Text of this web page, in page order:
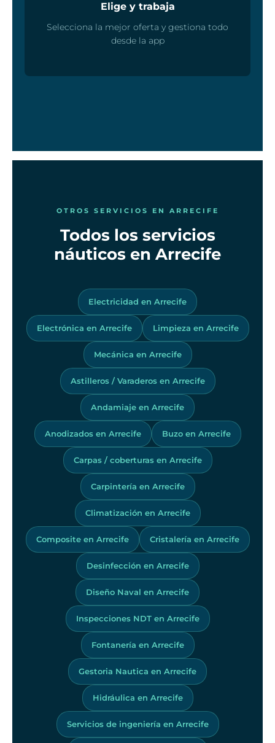
Elige y trabaja
Selecciona la mejor oferta y gestiona todo
desde la app
OTROS SERVICIOS EN ARRECIFE
Todos los servicios
náuticos en Arrecife
Electricidad en Arrecife
Electrónica en Arrecife Limpieza en Arrecife
Mecánica en Arrecife
Astilleros / Varaderos en Arrecife
Andamiaje en Arrecife
Anodizados en Arrecife Buzo en Arrecife
Carpas / coberturas en Arrecife
Carpintería en Arrecife
Climatización en Arrecife
Composite en Arrecife Cristalería en Arrecife
Desinfección en Arrecife
Diseño Naval en Arrecife
Inspecciones NDT en Arrecife
Fontanería en Arrecife
Gestoria Nautica en Arrecife
Hidráulica en Arrecife
Servicios de ingeniería en Arrecife